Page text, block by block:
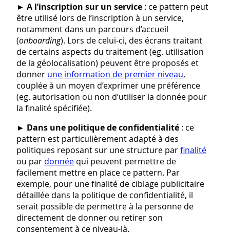
► A l’inscription sur un service : ce pattern peut
être utilisé lors de l’inscription à un service,
notamment dans un parcours d’accueil
(onboarding). Lors de celui-ci, des écrans traitant
de certains aspects du traitement (eg. utilisation
de la géolocalisation) peuvent être proposés et
donner une information de premier niveau,
couplée à un moyen d’exprimer une préférence
(eg. autorisation ou non d’utiliser la donnée pour
la finalité spécifiée).
► Dans une politique de confidentialité : ce
pattern est particulièrement adapté à des
politiques reposant sur une structure parfinalité
ou par donnée qui peuvent permettre de
facilement mettre en place ce pattern. Par
exemple, pour une finalité de ciblage publicitaire
détaillée dans la politique de confidentialité, il
serait possible de permettre à la personne de
directement de donner ou retirer son
consentement à ce niveau-là.